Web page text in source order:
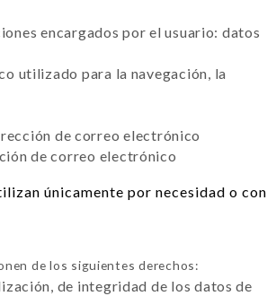
encargados por el usuario: datos
utilizado para la navegación, la
de correo electrónico
de correo electrónico
únicamente por necesidad o con
de los siguientes derechos:
de integridad de los datos de